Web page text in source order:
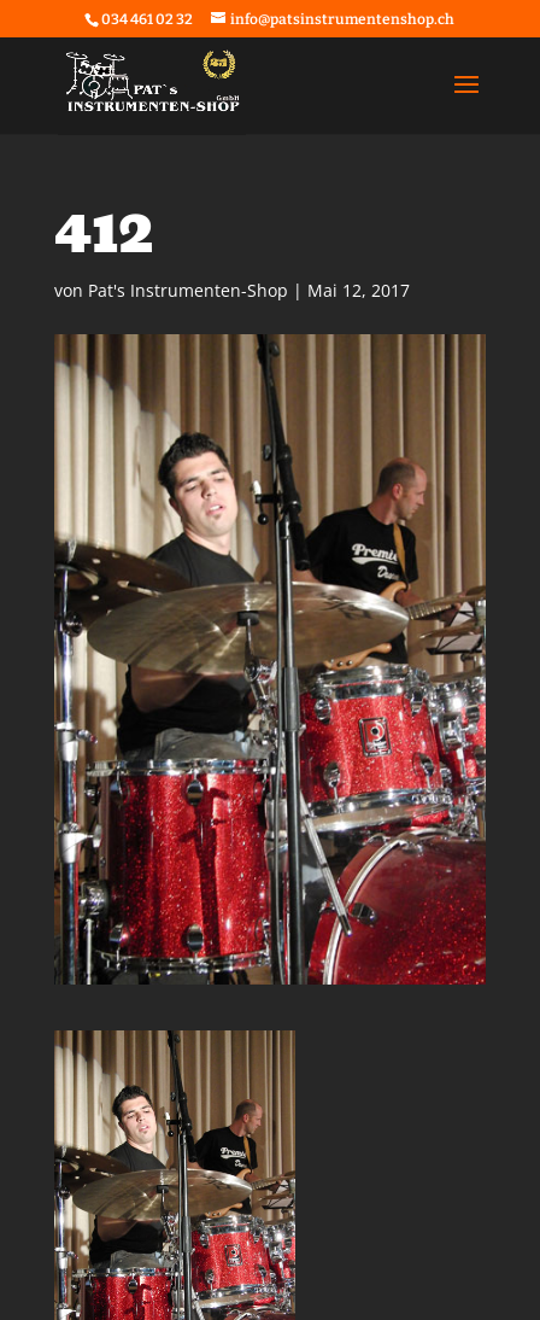
034 461 02 32 info@patsinstrumentenshop.ch
412
von Pat's Instrumenten-Shop | Mai 12, 2017